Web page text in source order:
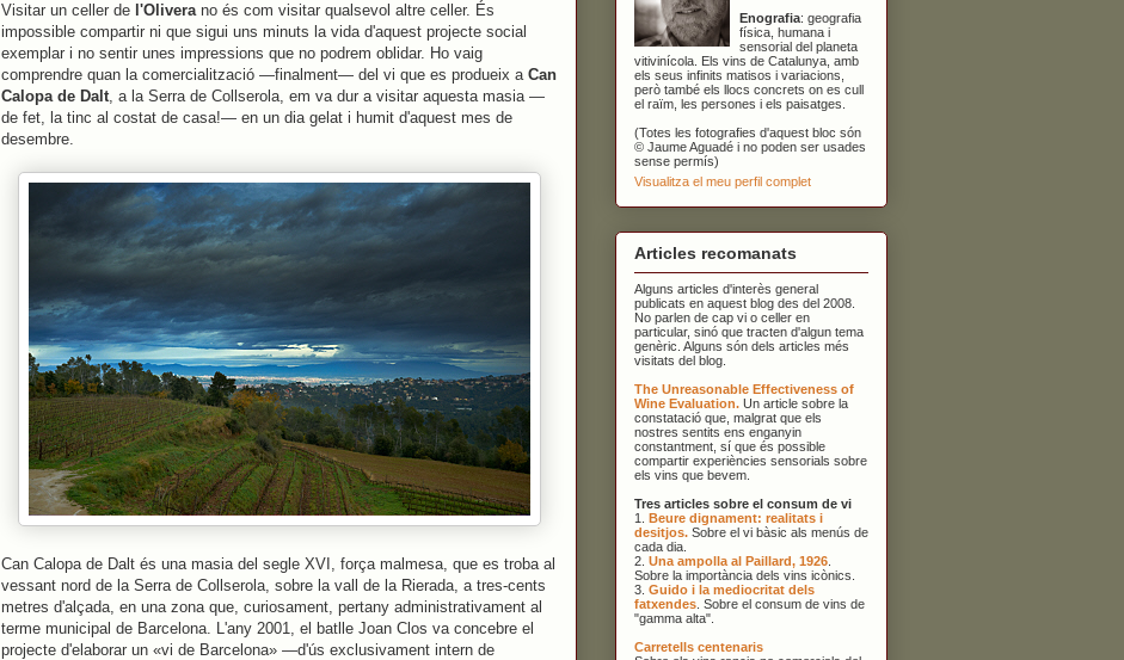
Visitar un celler de l'Oliverano és com visitar qualsevol altre celler. És
impossible compartir ni que sigui uns minuts la vida d'aquest projecte social
exemplar i no sentir unes impressions que no podrem oblidar. Ho vaig
comprendre quan la comercialització —finalment— del vi que es produeix a Can
Calopa de Dalt, a la Serra de Collserola, em va dur a visitar aquesta masia —
de fet, la tinc al costat de casa!— en un dia gelat i humit d'aquest mes de
desembre.
Can Calopa de Dalt és una masia del segle XVI, força malmesa, que es troba al
vessant nord de la Serra de Collserola, sobre la vall de la Rierada, a tres-cents
metres d'alçada, en una zona que, curiosament, pertany administrativament al
terme municipal de Barcelona. L'any 2001, el batlle Joan Clos va concebre el
projecte d'elaborar un «vi de Barcelona» —d'ús exclusivament intern de
Enografia: geografia
física, humana i
sensorial del planeta
vitivinícola. Els vins de Catalunya, amb
els seus infinits matisos i variacions,
però també els llocs concrets on es cull
el raïm, les persones i els paisatges.
(Totes les fotografies d'aquest bloc són
© Jaume Aguadé i no poden ser usades
sense permís)
Visualitza el meu perfil complet
Articles recomanats
Alguns articles d'interès general
publicats en aquest blog des del 2008.
No parlen de cap vi o celler en
particular, sinó que tracten d'algun tema
genèric. Alguns són dels articles més
visitats del blog.
The Unreasonable Effectiveness of
Wine Evaluation. Un article sobre la
constatació que, malgrat que els
nostres sentits ens enganyin
constantment, sí que és possible
compartir experiències sensorials sobre
els vins que bevem.
Tres articles sobre el consum de vi
1. Beure dignament: realitats i
desitjos. Sobre el vi bàsic als menús de
cada dia.
2. Una ampolla al Paillard, 1926
Sobre la importància dels vins icònics.
3. Guido i la mediocritat dels
fatxendes . Sobre el consum de vins de
"gamma alta".
Carretells centenaris